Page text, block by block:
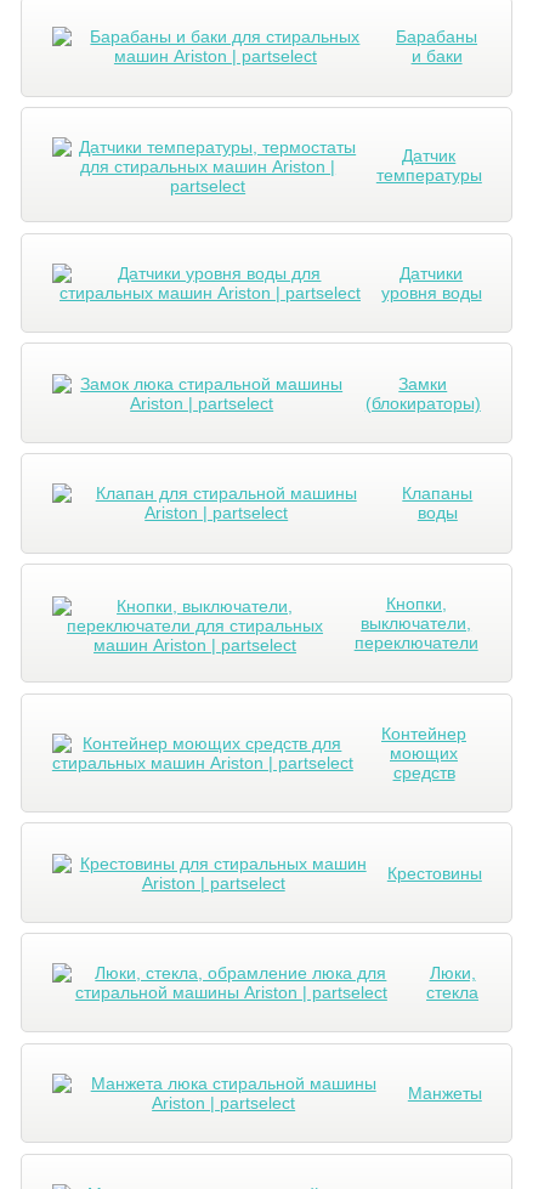
Барабаны
и баки
Датчик
температуры
Датчики
уровня воды
Замки
(блокираторы)
Клапаны
воды
Кнопки,
выключатели,
переключатели
Контейнер
моющих
средств
Крестовины
Люки,
стекла
Манжеты